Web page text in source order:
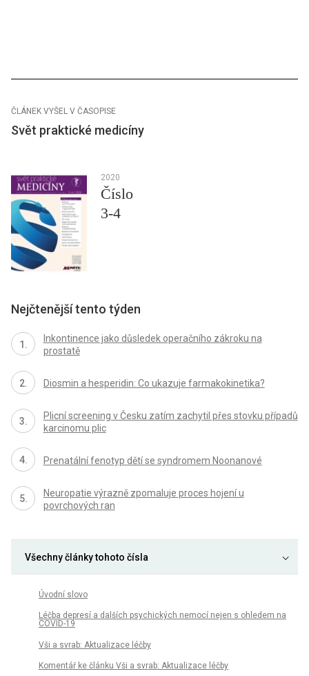
ČLÁNEK VYŠEL V ČASOPISE
Svět praktické medicíny
2020
Číslo
3-4
Nejčtenější tento týden
Inkontinence jako důsledek operačního zákroku na
prostatě
Diosmin a hesperidin: Co ukazuje farmakokinetika?
Plicní screening v Česku zatím zachytil přes stovku případů
karcinomu plic
Prenatální fenotyp dětí se syndromem Noonanové
Neuropatie výrazně zpomaluje proces hojení u
povrchových ran
Všechny články tohoto čísla
Úvodní slovo
Léčba depresí a dalších psychických nemocí nejen s ohledem na
COVID-19
Vši a svrab: Aktualizace léčby
Komentář ke článku Vši a svrab: Aktualizace léčby